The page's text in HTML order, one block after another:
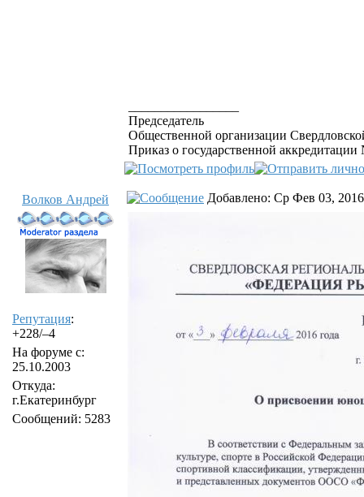
Председатель
Общественной организации
Приказ о государственной
Волков Андрей
Репутация:
+228/–4
На форуме с:
25.10.2003
Откуда:
г.Екатеринбург
Сообщений: 5283
Добавлено: Ср Фев 03,